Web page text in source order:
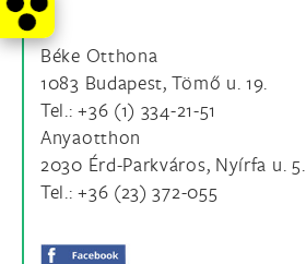
Béke Otthona
1083 Budapest, Tömő u. 19.
Tel.: +36 (1) 334-21-51
Anyaotthon
2030 Érd-Parkváros, Nyírfa u. 5.
Tel.: +36 (23) 372-055